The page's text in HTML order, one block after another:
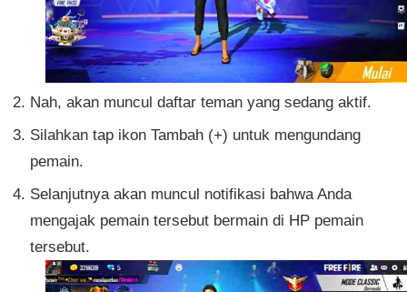
Nah, akan muncul daftar teman yang sedang aktif.
Silahkan tap ikon Tambah (+) untuk mengundang
pemain.
Selanjutnya akan muncul notifikasi bahwa Anda
mengajak pemain tersebut bermain di HP pemain
tersebut.